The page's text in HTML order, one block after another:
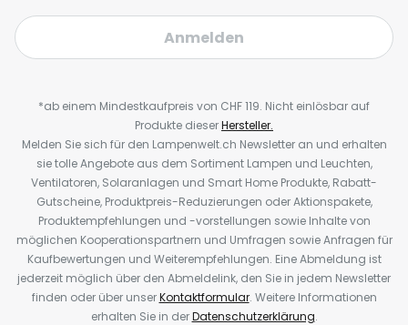
Anmelden
*ab einem Mindestkaufpreis von CHF 119. Nicht einlösbar auf
Produkte dieserHersteller.
Melden Sie sich für den Lampenwelt.ch Newsletter an und erhalten
sie tolle Angebote aus dem Sortiment Lampen und Leuchten,
Ventilatoren, Solaranlagen und Smart Home Produkte, Rabatt-
Gutscheine, Produktpreis-Reduzierungen oder Aktionspakete,
Produktempfehlungen und -vorstellungen sowie Inhalte von
möglichen Kooperationspartnern und Umfragen sowie Anfragen für
Kaufbewertungen und Weiterempfehlungen. Eine Abmeldung ist
jederzeit möglich über den Abmeldelink, den Sie in jedem Newsletter
finden oder über unserKontaktformular. Weitere Informationen
erhalten Sie in derDatenschutzerklärung.